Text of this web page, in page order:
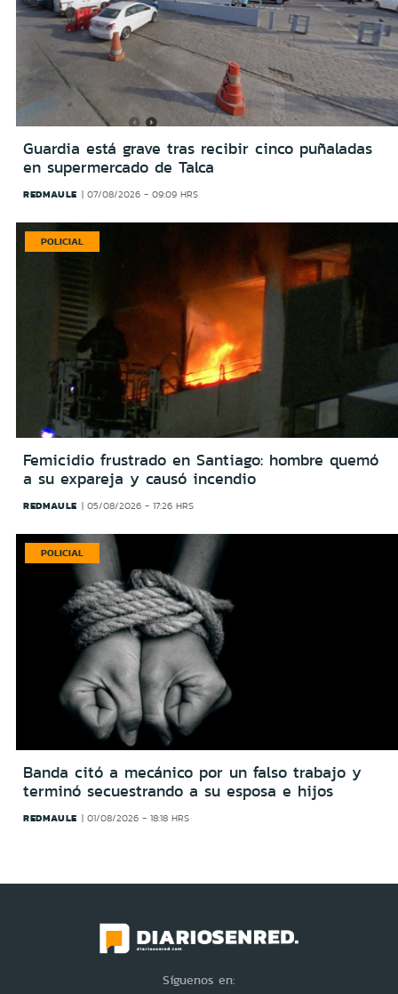
Guardia está grave tras recibir cinco puñaladas
en supermercado de Talca
REDMAULE 07/08/2026 - 09:09 HRS
POLICIAL
Femicidio frustrado en Santiago: hombre quemó
a su expareja y causó incendio
REDMAULE 05/08/2026 - 17:26 HRS
POLICIAL
Banda citó a mecánico por un falso trabajo y
terminó secuestrando a su esposa e hijos
REDMAULE 01/08/2026 - 18:18 HRS
Síguenos en: